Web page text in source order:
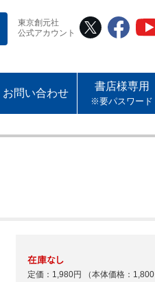
東京創元社
公式アカウント
お問い合わせ
書店様専用
※要パスワード
定価：1,980円
（本体価格：1,800